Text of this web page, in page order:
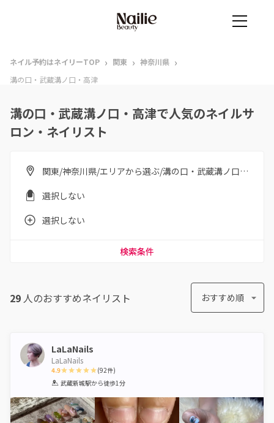
ネイル予約はネイリーTOP › 関東 › 神奈川県 ›
溝の口・武蔵溝ノ口・高津
溝の口・武蔵溝ノ口・高津で人気のネイルサ
ロン・ネイリスト
関東/神奈川県/エリアから選ぶ/溝の口・武蔵溝ノ口・高津
選択しない
選択しない
検索条件
29 人のおすすめネイリスト おすすめ順
LaLaNails
LaLaNails
4.9
1 2 3 4 5
(92件)
武蔵新城駅から徒歩1分